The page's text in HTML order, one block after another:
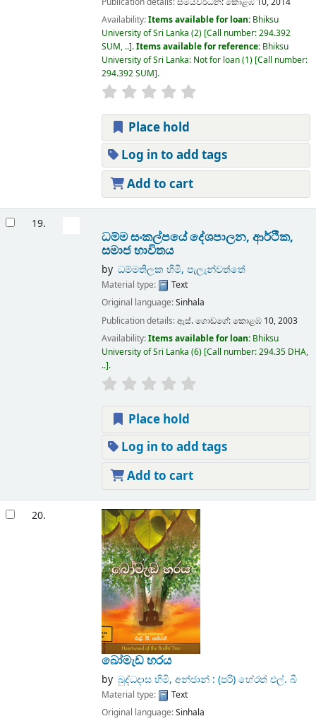
Availability:Items available for loan: Bhiksu
University of Sri Lanka (2) Call number:294.392
SUM, .. .Items available for reference: Bhiksu
University of Sri Lanka: Not for loan(1) Call number:
294.392 SUM .
Place hold
Log in to add tags
Add to cart
19.
ධම්ම සංකල්පයේ දේශපාලන, ආර්ථික,
සමාජ භාවිතය
by ධම්මතිලක හිමි, පැලැන්වත්තේ
Material type:
Text
Original language:Sinhala
Publication details:ඇස්. ගොඩගේ:කොළඹ 10,2003
Availability:Items available for loan: Bhiksu
University of Sri Lanka (6) Call number:294.35 DHA,
.. .
Place hold
Log in to add tags
Add to cart
20.
බෝමැඩ හරය
by බුද්ධදාස හිමි, අන්ජාන් : (පරි) හේරත් එල්. බී
Material type:
Text
Original language:Sinhala